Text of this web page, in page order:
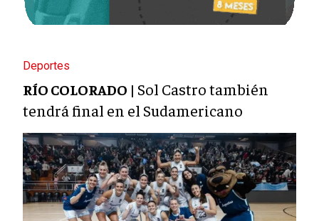
Deportes
RÍO COLORADO | Sol Castro también
tendrá final en el Sudamericano